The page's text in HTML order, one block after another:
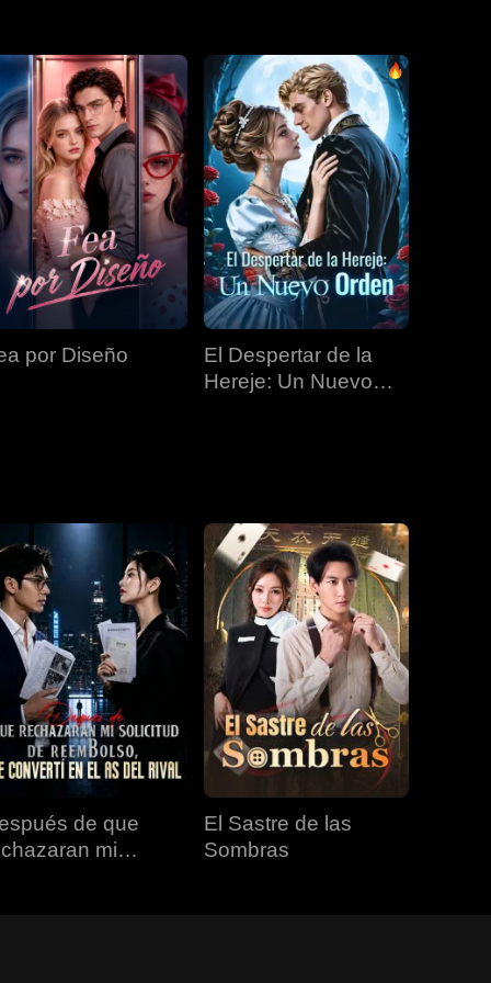
EP 34 EP 35 EP 36
EP 37 EP 38 EP 39
EP 40
por Diseño
El Despertar de la
Hereje: Un Nuevo
de que
mi
El Sastre de las
Sombras